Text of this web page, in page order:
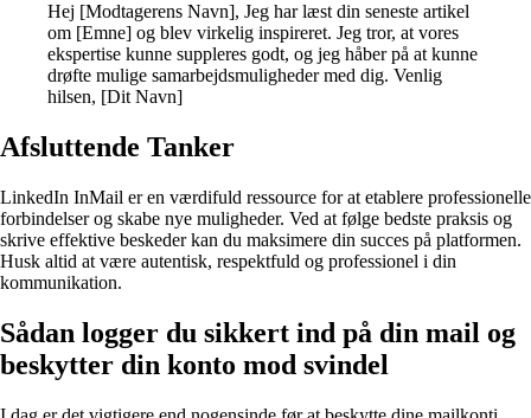
Hej [Modtagerens Navn], Jeg har læst din seneste artikel
om [Emne] og blev virkelig inspireret. Jeg tror, at vores
ekspertise kunne suppleres godt, og jeg håber på at kunne
drøfte mulige samarbejdsmuligheder med dig. Venlig
hilsen, [Dit Navn]
Afsluttende Tanker
LinkedIn InMail er en værdifuld ressource for at etablere professionelle
forbindelser og skabe nye muligheder. Ved at følge bedste praksis og
skrive effektive beskeder kan du maksimere din succes på platformen.
Husk altid at være autentisk, respektfuld og professionel i din
kommunikation.
Sådan logger du sikkert ind på din mail og
beskytter din konto mod svindel